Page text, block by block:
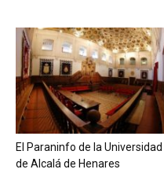
El Paraninfo de la Universidad
de Alcalá de Henares